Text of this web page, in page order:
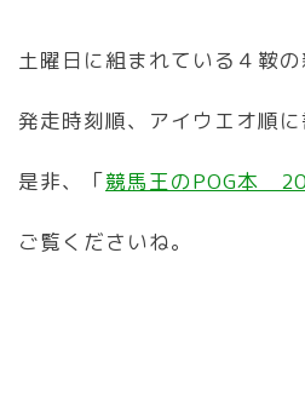
土曜日に組まれている４鞍の
発走時刻順、アイウエオ順に
是非、「競馬王のPOG本
ご覧くださいね。